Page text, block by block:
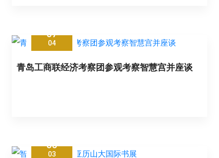
07
04
青岛工商联经济考察团参观考察智慧宫并座谈
30
03